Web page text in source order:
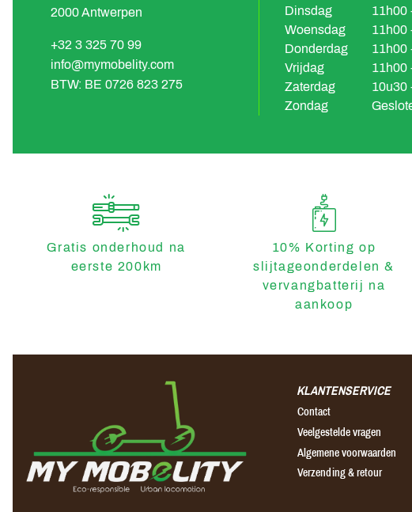
2000 Antwerpen
+32 3 325 70 99
info@mymobelity.com
BTW: BE 0726 823 275
Dinsdag
11h00
Woensdag
11h00
Donderdag
11h00
Vrijdag
11h00
Zaterdag
10u30
Zondag
Gratis onderhoud na
eerste 200km
10% Korting op
slijtageonderdelen &
vervangbatterij na
aankoop
KLANTENSERVICE
Contact
Veelgestelde vragen
Algemene voorwaarden
Verzending & retour